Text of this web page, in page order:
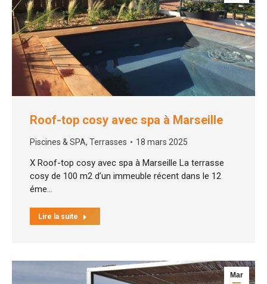
Roof-top cosy avec spa à Marseille
Piscines & SPA, Terrasses 18 mars 2025
X Roof-top cosy avec spa à Marseille La terrasse
cosy de 100 m2 d’un immeuble récent dans le 12
éme…
Lire la suite
Mar